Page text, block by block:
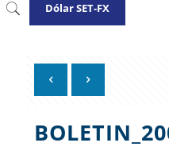
Dólar SET-FX